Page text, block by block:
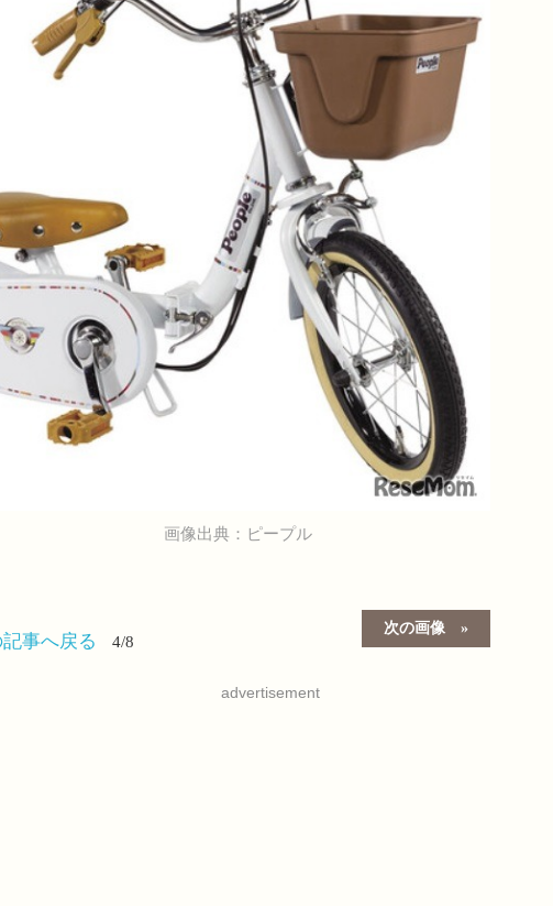
画像出典：ピープル
次の画像
事へ戻る 4/8
advertisement